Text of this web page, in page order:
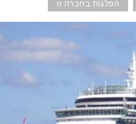
הפלגות בחברה זו